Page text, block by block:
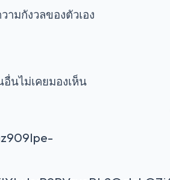
มกังวลของตัวเอง
นไม่เคยมองเห็น